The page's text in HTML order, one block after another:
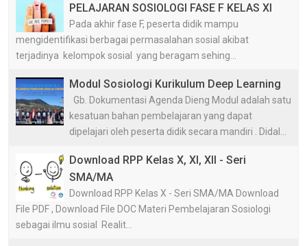
PELAJARAN SOSIOLOGI FASE F KELAS XI
Pada akhir fase F, peserta didik mampu
mengidentifikasi berbagai permasalahan sosial akibat
terjadinya kelompok sosial yang beragam sehing...
Modul Sosiologi Kurikulum Deep Learning
Gb. Dokumentasi Agenda Dieng Modul adalah satu
kesatuan bahan pembelajaran yang dapat
dipelajari oleh peserta didik secara mandiri . Didal...
Download RPP Kelas X, XI, XII - Seri
SMA/MA
Download RPP Kelas X - Seri SMA/MA Download
File PDF , Download File DOC Materi Pembelajaran Sosiologi
sebagai ilmu sosial Realit...